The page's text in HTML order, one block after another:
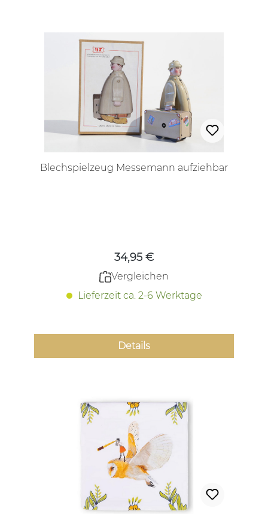
Blechspielzeug Messemann aufziehbar
34,95 €
Vergleichen
Lieferzeit ca. 2-6 Werktage
Details